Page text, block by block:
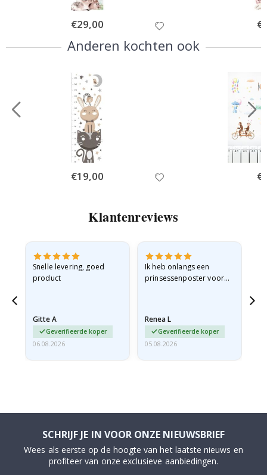
Special
Price
€29,00
Anderen kochten ook
Special
Price
€19,00
Klantenreviews
Snelle levering, goed
product
Gitte A
Geverifieerde koper
06.08.2026
Ik heb onlangs een
prinsessenposter voor
licht…
Renea L
Geverifieerde koper
05.08.2026
SCHRIJF JE IN VOOR ONZE NIEUWSBRIEF
Wees als eerste op de hoogte van het laatste nieuws en
profiteer van onze exclusieve aanbiedingen.